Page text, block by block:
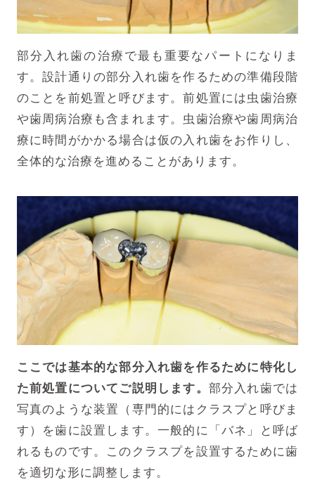
部分入れ歯の治療で最も重要なパートになりま
す。設計通りの部分入れ歯を作るための準備段階
のことを前処置と呼びます。前処置には虫歯治療
や歯周病治療も含まれます。虫歯治療や歯周病治
療に時間がかかる場合は仮の入れ歯をお作りし、
全体的な治療を進めることがあります。
ここでは基本的な部分入れ歯を作るために特化し
た前処置についてご説明します。 部分入れ歯では
写真のような装置（専門的にはクラスプと呼びま
す）を歯に設置します。一般的に「バネ」と呼ば
れるものです。このクラスプを設置するために歯
を適切な形に調整します。